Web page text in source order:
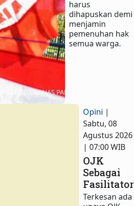
harus
dihapuskan demi
menjamin
pemenuhan hak
semua warga.​
Opini |
Sabtu, 08
Agustus 2026
| 07:00 WIB
OJK
Sebagai
Fasilitator
Terkesan ada